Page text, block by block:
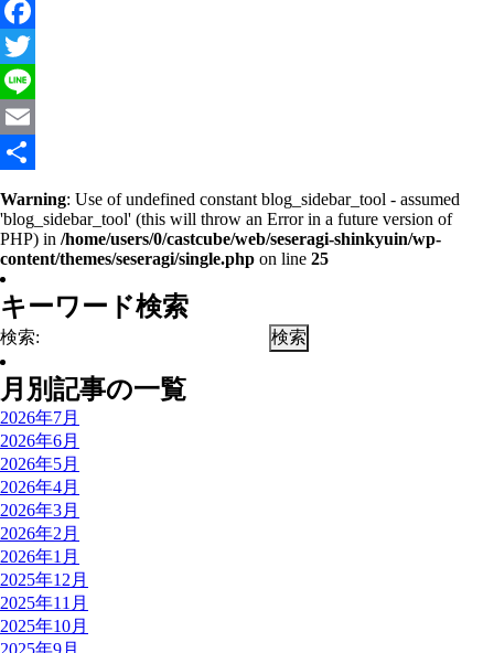
Facebook
Twitter
Line
Email
有
Warning: Use of undefined constant blog_sidebar_tool - assumed
'blog_sidebar_tool' (this will throw an Error in a future version of
PHP) in /home/users/0/castcube/web/seseragi-shinkyuin/wp-
content/themes/seseragi/single.php on line 25
キーワード検索
検索:
月別記事の一覧
2026年7月
2026年6月
2026年5月
2026年4月
2026年3月
2026年2月
2026年1月
2025年12月
2025年11月
2025年10月